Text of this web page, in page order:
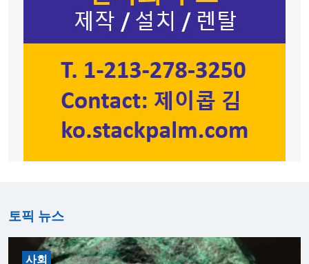
토픽 뉴스
사회